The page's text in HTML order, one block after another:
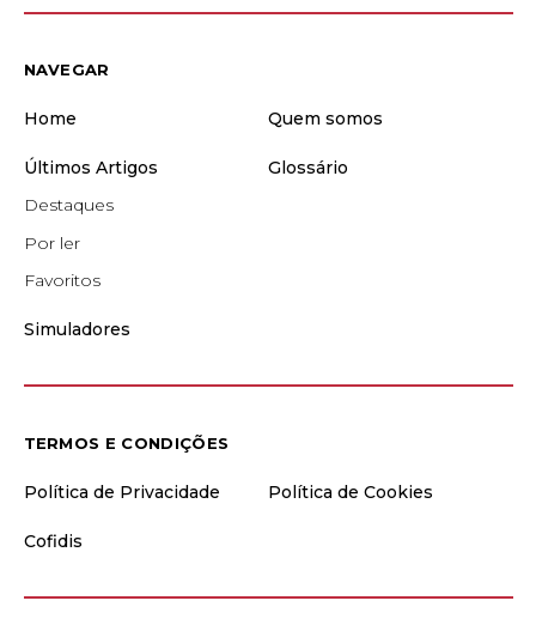
NAVEGAR
Home Quem somos
Últimos Artigos
Destaques
Por ler
Favoritos
Glossário
Simuladores
TERMOS E CONDIÇÕES
Política de Privacidade Política de Cookies
Cofidis